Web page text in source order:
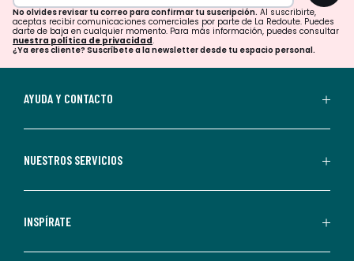
para
confirmar
tu
suscripción.
aceptas
comerciales
personalizadas
No olvides revisar tu correo para confirmar tu suscripción. Al suscribirte,
aceptas recibir comunicaciones comerciales por parte de La Redoute. Puedes
darte de baja en cualquier momento. Para más información, puedes consultar
nuestra política de privacidad.
¿Ya eres cliente? Suscríbete a la newsletter desde tu espacio personal.
AYUDA Y CONTACTO
NUESTROS SERVICIOS
INSPÍRATE